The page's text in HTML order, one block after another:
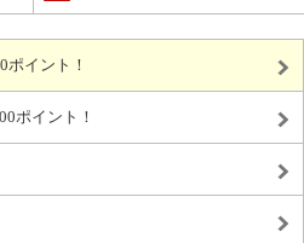
ポイント！
ポイント！